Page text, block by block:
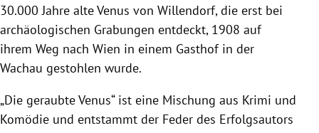
30.000 Jahre alte Venus von Willendorf, die erst bei
archäologischen Grabungen entdeckt, 1908 auf
ihrem Weg nach Wien in einem Gasthof in der
Wachau gestohlen wurde.
„Die geraubte Venus“ ist eine Mischung aus Krimi und
Komödie und entstammt der Feder des Erfolgsautors